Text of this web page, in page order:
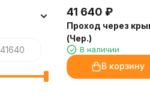
41 640 ₽
Проход через
(Чер.)
В наличии
В корзину